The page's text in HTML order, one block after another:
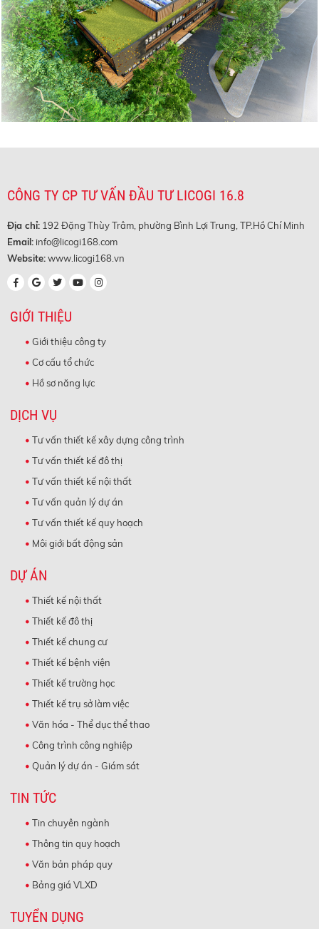
CÔNG TY CP TƯ VẤN ĐẦU TƯ LICOGI 16.8
Địa chỉ: 192 Đặng Thùy Trâm, phường Bình Lợi Trung, TP.Hồ Chí Minh
Email: info@licogi168.com
Website:www.licogi168.vn
GIỚI THIỆU
Giới thiệu công ty
Cơ cấu tổ chức
Hồ sơ năng lực
DỊCH VỤ
Tư vấn thiết kế xây dựng công trình
Tư vấn thiết kế đô thị
Tư vấn thiết kế nội thất
Tư vấn quản lý dự án
Tư vấn thiết kế quy hoạch
Môi giới bất động sản
DỰ ÁN
Thiết kế nội thất
Thiết kế đô thị
Thiết kế chung cư
Thiết kế bệnh viện
Thiết kế trường học
Thiết kế trụ sở làm việc
Văn hóa - Thể dục thể thao
Công trình công nghiệp
Quản lý dự án - Giám sát
TIN TỨC
Tin chuyên ngành
Thông tin quy hoạch
Văn bản pháp quy
Bảng giá VLXD
TUYỂN DỤNG